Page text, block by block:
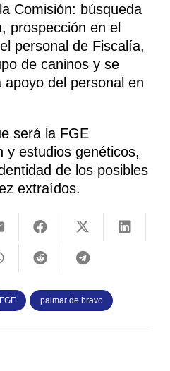
Comisión: búsqueda
prospección en el
personal de Fiscalía,
de caninos y se
del personal en
será la FGE
y estudios genéticos,
de los posibles
extraídos.
FGE palmar de bravo